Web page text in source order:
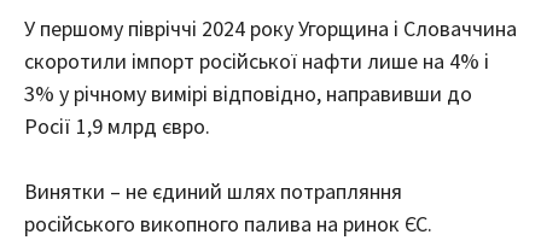
У першому півріччі 2024 року Угорщина і Словаччина
скоротили імпорт російської нафти лише на 4% і
3% у річному вимірі відповідно, направивши до
Росії 1,9 млрд євро.
Винятки – не єдиний шлях потрапляння
російського викопного палива на ринок ЄС.